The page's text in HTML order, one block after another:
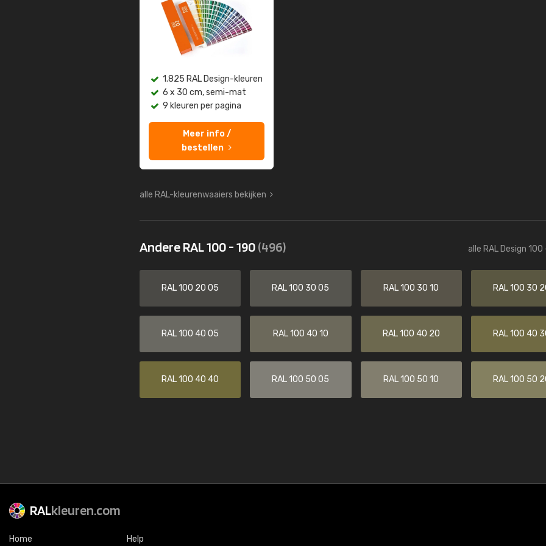
1.825 RAL Design-kleuren
6 x 30 cm, semi-mat
9 kleuren per pagina
Meer info /
bestellen
alle RAL-kleurenwaaiers bekijken
Andere RAL 100 - 190(496) alle RAL Design 100
RAL 100 20 05 RAL 100 30 05 RAL 100 30 10 RAL 100 30
RAL 100 40 05 RAL 100 40 10 RAL 100 40 20 RAL 100 40
RAL 100 40 40 RAL 100 50 05 RAL 100 50 10 RAL 100 50
RALkleuren.com
Home Help